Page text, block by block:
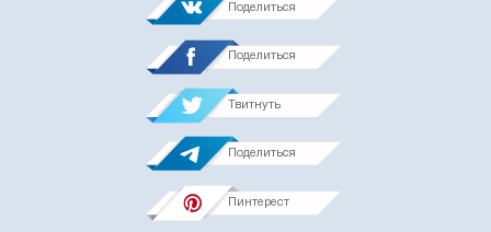
Поделиться
Поделиться
Твитнуть
Поделиться
Пинтерест